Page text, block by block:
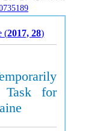
(2017, 28)
Task for